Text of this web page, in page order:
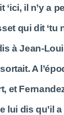
il n’y a
qui dit ‘tu
à Jean-
A
et
lui dis qu’il